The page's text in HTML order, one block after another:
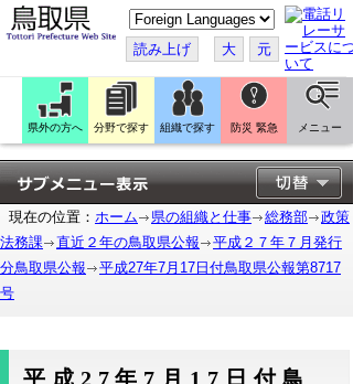
こ
の
ペ
ー
ジ
翻
訳
す
る
読み上げ 大 元
県外の方へ 分野で探す 組織で探す 防災 緊急 メニュー
現在の位置： ホーム 県の組織と仕事 総務部
政策
法務課
直近２年の鳥取県公報
平成２７年７月発行
分鳥取県公報
平成27年7月17日付鳥取県公報第8717
号
平成27年7月17日付鳥